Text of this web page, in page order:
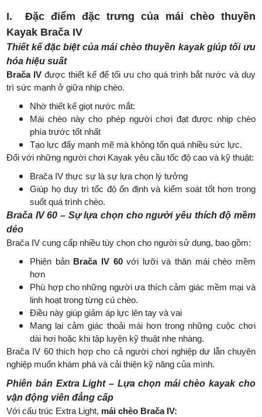
I.Đặc điểm đặc trưng của mái chèo thuyền
Kayak Brača IV
Thiết kế đặc biệt của mái chèo thuyền kayak giúp tối ưu
hóa hiệu suất
Brača IV được thiết kế để tối ưu cho quá trình bắt nước và duy
trì sức mạnh ở giữa nhịp chèo.
Nhờ thiết kế giọt nước mắt:
Mái chèo này cho phép người chơi đạt được nhịp chèo
phía trước tốt nhất
Tạo lực đẩy mạnh mẽ mà không tốn quá nhiều sức lực.
Đối với những người chơi Kayak yêu cầu tốc độ cao và kỹ thuật:
Brača IV thực sự là sự lựa chọn lý tưởng
Giúp họ duy trì tốc độ ổn định và kiểm soát tốt hơn trong
suốt quá trình chèo.
Brača IV 60 – Sự lựa chọn cho người yêu thích độ mềm
dẻo
Brača IV cung cấp nhiều tùy chọn cho người sử dụng, bao gồm:
Phiên bản Brača IV 60với lưỡi và thân mái chèo mềm
hơn
Phù hợp cho những người ưa thích cảm giác mềm mại và
linh hoạt trong từng cú chèo.
Điều này giúp giảm áp lực lên tay và vai
Mang lại cảm giác thoải mái hơn trong những cuộc chơi
dài hơi hoặc khi tập luyện kỹ thuật nhẹ nhàng.
Brača IV 60 thích hợp cho cả người chơi nghiệp dư lẫn chuyên
nghiệp muốn khám phá và cải thiện kỹ năng của mình.
Phiên bản Extra Light – Lựa chọn mái chèo kayak cho
vận động viên đẳng cấp
Với cấu trúc Extra Light, mái chèo Brača IV: